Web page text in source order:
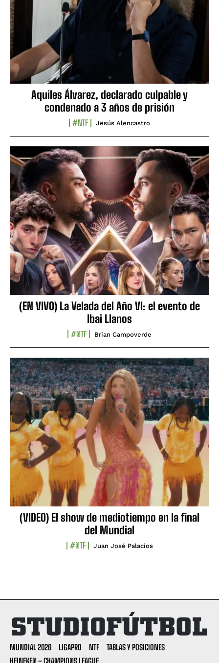
Aquiles Álvarez, declarado culpable y
condenado a 3 años de prisión
#NTF Jesús Alencastro
(EN VIVO) La Velada del Año VI: el evento de
Ibai Llanos
#NTF Brian Campoverde
(VIDEO) El show de mediotiempo en la final
del Mundial
#NTF Juan José Palacios
MUNDIAL 2026 LIGAPRO NTF
TABLAS Y POSICIONES
HEINEKEN – CHAMPIONS LEAGUE